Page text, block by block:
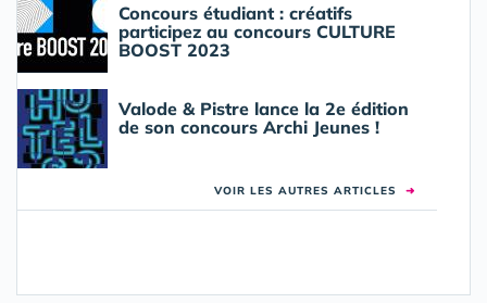
Concours étudiant : créatifs
participez au concours CULTURE
BOOST 2023
Valode & Pistre lance la 2e édition
de son concours Archi Jeunes !
VOIR LES AUTRES ARTICLES ➜